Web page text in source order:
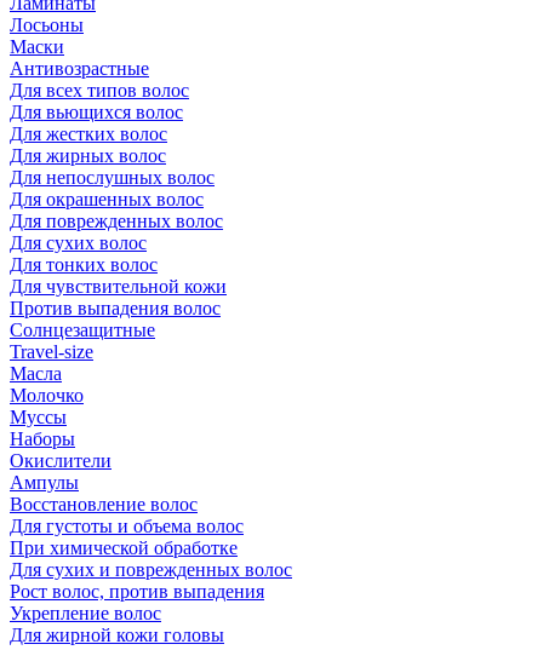
Лосьоны
Маски
Антивозрастные
Для всех типов волос
Для вьющихся волос
Для жестких волос
Для жирных волос
Для непослушных волос
Для окрашенных волос
Для поврежденных волос
Для сухих волос
Для тонких волос
Для чувствительной кожи
Против выпадения волос
Солнцезащитные
Travel-size
Масла
Молочко
Муссы
Наборы
Окислители
Ампулы
Восстановление волос
Для густоты и объема волос
При химической обработке
Для сухих и поврежденных волос
Рост волос, против выпадения
Укрепление волос
Для жирной кожи головы